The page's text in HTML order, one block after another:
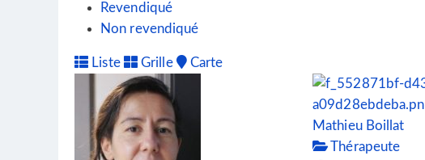
Revendiqué
Non revendiqué
Liste Grille Carte
Mathieu Boillat
Thérapeute